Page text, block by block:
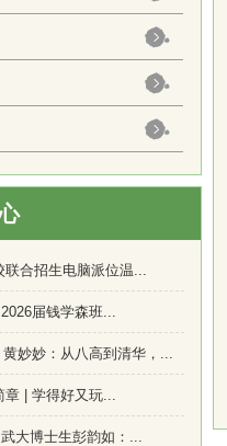
联合招生电脑派位温...
届钱学森班...
黄妙妙：从八高到清华，...
章 | 学得好又玩...
大博士生彭韵如：...